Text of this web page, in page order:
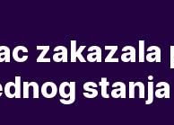
stanja